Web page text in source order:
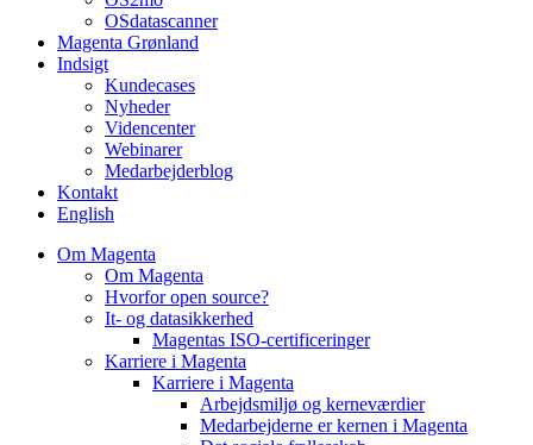
OSdatascanner
Magenta Grønland
Indsigt
Kundecases
Nyheder
Videncenter
Webinarer
Medarbejderblog
Kontakt
English
Om Magenta
Om Magenta
Hvorfor open source?
It- og datasikkerhed
Magentas ISO-certificeringer
Karriere i Magenta
Karriere i Magenta
Arbejdsmiljø og kerneværdier
Medarbejderne er kernen i Magenta